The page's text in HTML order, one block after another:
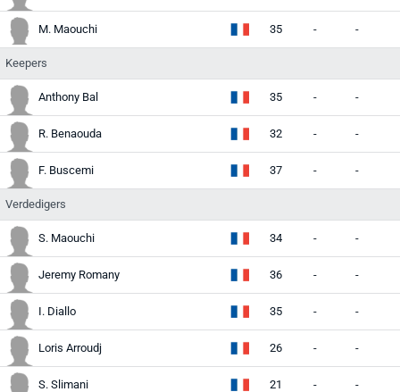
M. Maouchi 35 - -
Keepers
Anthony Bal 35 - -
R. Benaouda 32 - -
F. Buscemi 37 - -
Verdedigers
S. Maouchi 34 - -
Jeremy Romany 36 - -
I. Diallo 35 - -
Loris Arroudj 26 - -
S. Slimani 21 - -